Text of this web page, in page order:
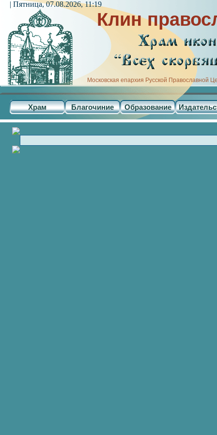
Клин
Московская епархия Русской Православной
Храм Благочиние Образование
| Пятница, 07.08.2026, 11:19